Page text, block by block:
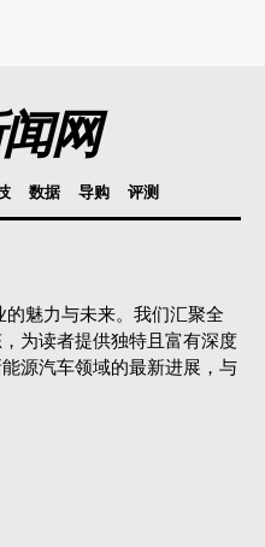
网
数据 导购 评测
魅力与未来。我们汇聚全
为读者提供独特且富有深度
源汽车领域的最新进展，与